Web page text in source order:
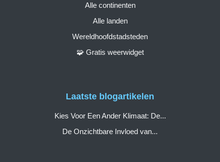
Alle continenten
Alle landen
Wereldhoofdstadsteden
🧩 Gratis weerwidget
Laatste blogartikelen
Kies Voor Een Ander Klimaat: De...
De Onzichtbare Invloed van...